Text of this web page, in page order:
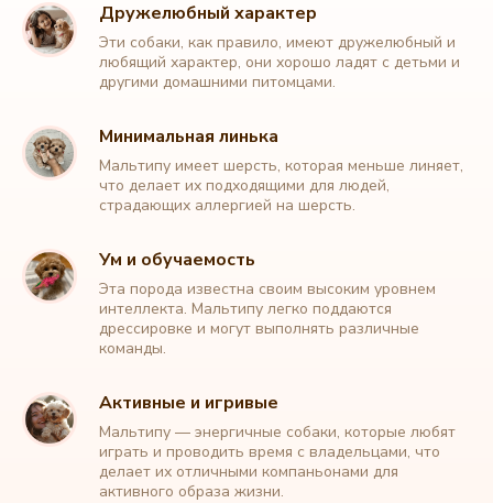
Дружелюбный характер
Эти собаки, как правило, имеют дружелюбный и
любящий характер, они хорошо ладят с детьми и
другими домашними питомцами.
Минимальная линька
Мальтипу имеет шерсть, которая меньше линяет,
что делает их подходящими для людей,
страдающих аллергией на шерсть.
Ум и обучаемость
Эта порода известна своим высоким уровнем
интеллекта. Мальтипу легко поддаются
дрессировке и могут выполнять различные
команды.
Активные и игривые
Мальтипу — энергичные собаки, которые любят
играть и проводить время с владельцами, что
делает их отличными компаньонами для
активного образа жизни.